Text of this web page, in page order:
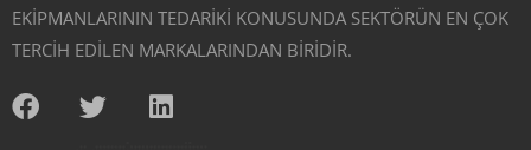
EKİPMANLARININ TEDARİKİ KONUSUNDA SEKTÖRÜN EN ÇOK
TERCİH EDİLEN MARKALARINDAN BİRİDİR.